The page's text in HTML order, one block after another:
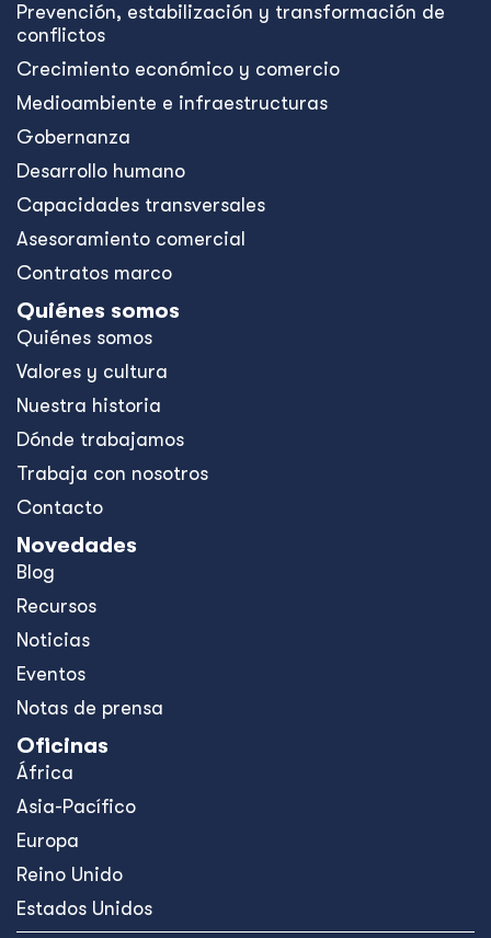
Prevención, estabilización y transformación de
conflictos
Crecimiento económico y comercio
Medioambiente e infraestructuras
Gobernanza
Desarrollo humano
Capacidades transversales
Asesoramiento comercial
Contratos marco
Quiénes somos
Quiénes somos
Valores y cultura
Nuestra historia
Dónde trabajamos
Trabaja con nosotros
Contacto
Novedades
Blog
Recursos
Noticias
Eventos
Notas de prensa
Oficinas
África
Asia-Pacífico
Europa
Reino Unido
Estados Unidos